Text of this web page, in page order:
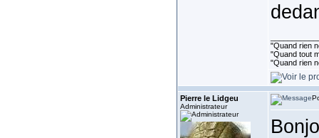
"Quand rien
"Quand tout
"Quand rien
Pierre le Lidgeu
Administrateur